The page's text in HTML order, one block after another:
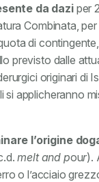
da daziper
Combinata,
di
previsto dalle
originari di
applicheranno
l’origine
melt and pour).
o l’acciaio